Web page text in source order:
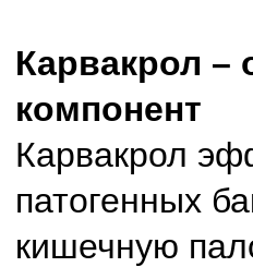
Карвакрол –
компонент
Карвакрол
патогенных
кишечную